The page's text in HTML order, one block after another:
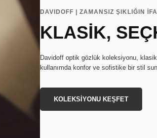
DAVIDOFF | ZAMANSIZ ŞIKLIĞIN
KLASİK,
Davidoff optik gözlük koleksiyonu,
kullanımda konfor ve sofistike bir stil
KOLEKSİYONU KEŞFET